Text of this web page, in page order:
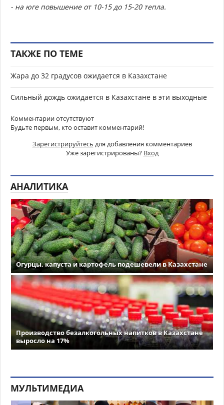
- на юге повышение от 10-15 до 15-20 тепла.
ТАКЖЕ ПО ТЕМЕ
Жара до 32 градусов ожидается в Казахстане
Сильный дождь ожидается в Казахстане в эти выходные
Комментарии отсутствуют
Будьте первым, кто оставит комментарий!
Зарегистрируйтесь для добавления комментариев
Уже зарегистрированы? Вход
АНАЛИТИКА
Огурцы, капуста и картофель подешевели в Казахстане
Производство безалкогольных напитков в Казахстане
выросло на 17%
МУЛЬТИМЕДИА